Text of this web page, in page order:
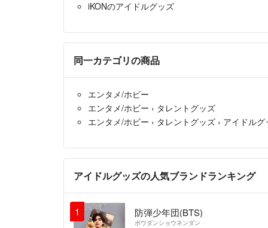
iKONのアイドルグッズ
同一カテゴリの商品
エンタメ/ホビー
エンタメ/ホビー › タレントグッズ
エンタメ/ホビー › タレントグッズ › アイドルグ
アイドルグッズの人気ブランドランキング
1 防弾少年団(BTS)
ボウダンショウネンダン